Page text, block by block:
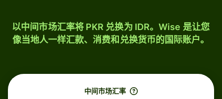
以中间市场汇率将 PKR 兑换为 IDR。Wise 是让您
像当地人一样汇款、消费和兑换货币的国际账户。
中间市场汇率